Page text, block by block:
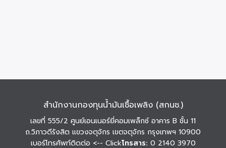
สำนักงานกองทุนน้ำมันเชื้อเพลิง (สกนช.)
เลขที่ 555/2 ศูนย์เอนเนอร์ยี่คอมเพล็กซ์ อาคาร B ชั้น 11
ถ.วิภาวดีรังสิต แขวงจตุจักร เขตจตุจักร กรุงเทพฯ 10900
เบอร์โทรศัพท์ติดต่อ <-- Clickโทรสาร: 0 2140 3970